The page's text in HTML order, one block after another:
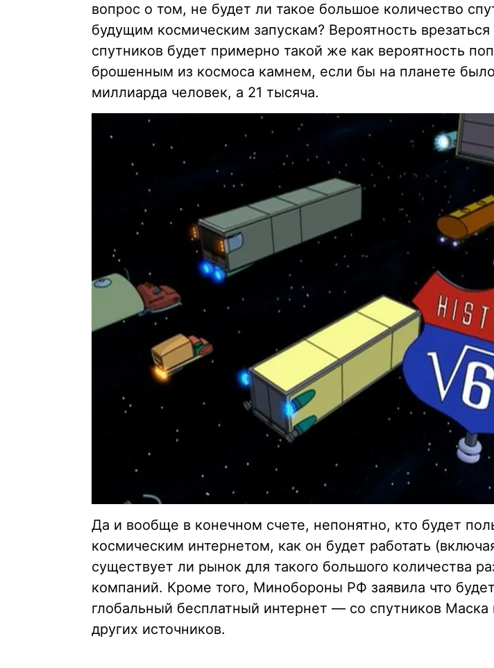
вопрос о том, не будет ли такое большое количество
будущим космическим запускам? Вероятность врезаться
спутников будет примерно такой же как вероятность
брошенным из космоса камнем, если бы на планете
миллиарда человек, а 21 тысяча.
Да и вообще в конечном счете, непонятно, кто будет
космическим интернетом, как он будет работать
существует ли рынок для такого большого количества
компаний. Кроме того, Минобороны РФ заявила что
глобальный бесплатный интернет — со спутников
других источников.